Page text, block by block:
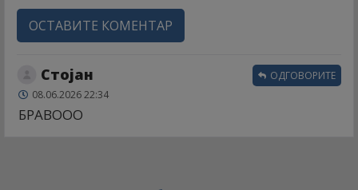
ОСТАВИТЕ КОМЕНТАР
Стојан
08.06.2026 22:34
БРАВООО
ОДГОВОРИТЕ